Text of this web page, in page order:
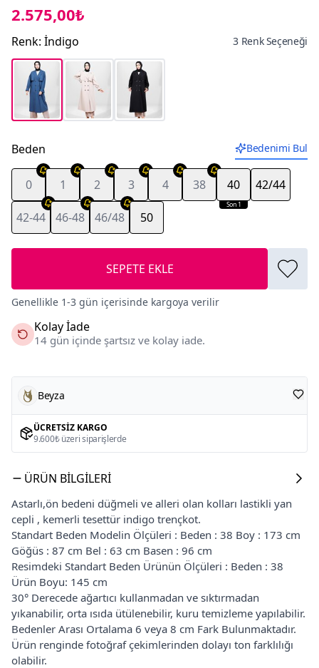
2.575,00₺
Renk: İndigo 3 Renk Seçeneği
Beden Bedenimi Bul
0 1 2 3 4 38
Son 1
40 42/44
42-44 46-48 46/48 50
SEPETE EKLE
Genellikle 1-3 gün içerisinde kargoya verilir
Kolay İade
14 gün içinde şartsız ve kolay iade.
Beyza
ÜCRETSIZ KARGO
9.600₺ üzeri siparişlerde
ÜRÜN BILGILERI
Astarlı,ön bedeni düğmeli ve alleri olan kolları lastikli yan
cepli , kemerli tesettür indigo trençkot.
Standart Beden Modelin Ölçüleri : Beden : 38 Boy : 173 cm
Göğüs : 87 cm Bel : 63 cm Basen : 96 cm
Resimdeki Standart Beden Ürünün Ölçüleri : Beden : 38
Ürün Boyu: 145 cm
30° Derecede ağartıcı kullanmadan ve sıktırmadan
yıkanabilir, orta ısıda ütülenebilir, kuru temizleme yapılabilir.
Bedenler Arası Ortalama 6 veya 8 cm Fark Bulunmaktadır.
Ürün renginde fotoğraf çekimlerinden dolayı ton farklılığı
olabilir.